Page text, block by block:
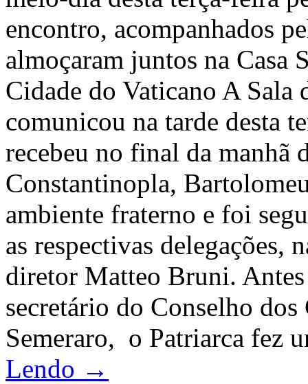
encontro, acompanhados
almoçaram juntos na Casa
Cidade do Vaticano A Sala
comunicou na tarde desta
recebeu no final da manhã
Constantinopla,
ambiente fraterno e foi
as respectivas delegações,
diretor Matteo Bruni.
secretário do Conselho
Semeraro, o Patriarca fez
Lendo →